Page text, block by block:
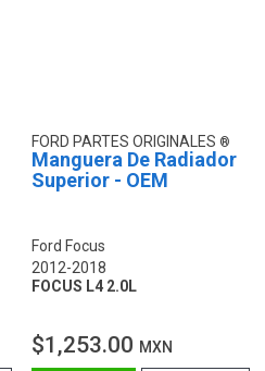
FORD PARTES ORIGINALES
Manguera De Radiador
Superior - OEM
Ford Focus
2012-2018
FOCUS L4 2.0L
$1,253.00 MXN